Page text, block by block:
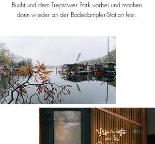
Bucht und dem Treptower Park vorbei und machen
dann wieder an der Badedampfer-Station fest.